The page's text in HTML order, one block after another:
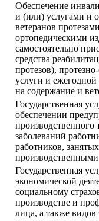
Обеспечение
и (или) услугами и
ветеранов
ортопедическими
самостоятельно
средства
протезов),
услуги и
на содержание и
Государственная
обеспечении
заболеваний
работников,
Государственная
экономической
социальному
производстве и
лица, а также видов